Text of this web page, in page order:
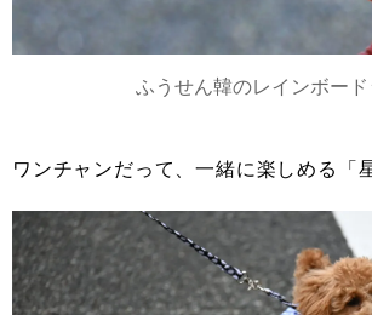
ふうせん韓のレインボード
ワンチャンだって、一緒に楽しめる「